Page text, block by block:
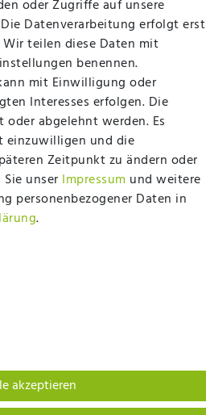
oder Zugriffe auf unsere
Datenverarbeitung erfolgt erst
teilen diese Daten mit
benennen.
mit Einwilligung oder
Interesses erfolgen. Die
abgelehnt werden. Es
einzuwilligen und die
Zeitpunkt zu ändern oder
unser Impressum und weitere
personenbezogener Daten in
.
akzeptieren
von Plenty Lions
TO TOP